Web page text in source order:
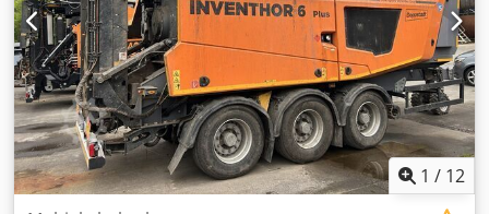
- 1,5 mm 4-positie-opwinder WOB 1800 voor dubbele
webwikkeling inbegrepen. Alle details zijn onderhevig aan
wijzigingen en/of fouten. Alle apparatuur is onder
voorbehoud van beschikbaarheid en/of eerdere verkoop.
1 / 12